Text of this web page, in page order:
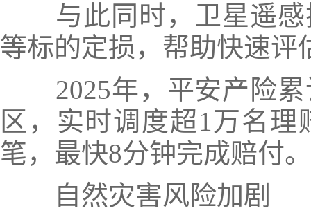
与此同时，卫星遥
等标的定损，帮助快速评
2025年，平安产险
区，实时调度超1万名
笔，最快8分钟完成赔付。
自然灾害风险加剧